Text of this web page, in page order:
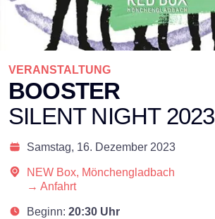
VERANSTALTUNG
BOOSTER
SILENT NIGHT 2023
Samstag, 16. Dezember 2023
NEW Box, Mönchengladbach
→ Anfahrt
Beginn: 20:30 Uhr